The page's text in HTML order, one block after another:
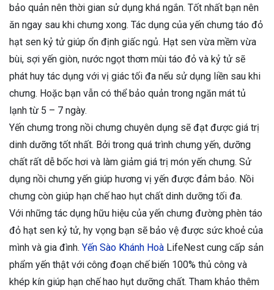
bảo quản nên thời gian sử dụng khá ngắn. Tốt nhất bạn nên
ăn ngay sau khi chưng xong. Tác dụng của yến chưng táo đỏ
hạt sen kỷ tử giúp ổn định giấc ngủ. Hạt sen vừa mềm vừa
bùi, sợi yến giòn, nước ngọt thơm mùi táo đỏ và kỷ tử sẽ
phát huy tác dụng với vị giác tối đa nếu sử dụng liền sau khi
chưng. Hoặc bạn vẫn có thể bảo quản trong ngăn mát tủ
lạnh từ 5 – 7 ngày.
Yến chưng trong nồi chưng chuyên dụng sẽ đạt được giá trị
dinh dưỡng tốt nhất. Bởi trong quá trình chưng yến, dưỡng
chất rất dễ bốc hơi và làm giảm giá trị món yến chưng. Sử
dụng nồi chưng yến giúp hương vị yến được đảm bảo. Nồi
chưng còn giúp hạn chế hao hụt chất dinh dưỡng tối đa.
Với những tác dụng hữu hiệu của yến chưng đường phèn táo
đỏ hạt sen kỷ tử, hy vọng bạn sẽ bảo vệ được sức khoẻ của
mình và gia đình. Yến Sào Khánh Hoà LifeNest cung cấp sản
phẩm yến thật với công đoạn chế biến 100% thủ công và
khép kín giúp hạn chế hao hụt dưỡng chất. Tham khảo thêm